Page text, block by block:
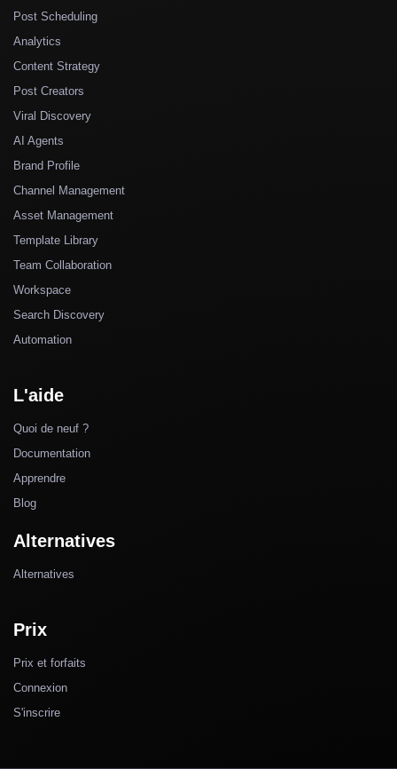
Post Scheduling
Analytics
Content Strategy
Post Creators
Viral Discovery
AI Agents
Brand Profile
Channel Management
Asset Management
Template Library
Team Collaboration
Workspace
Search Discovery
Automation
L'aide
Quoi de neuf ?
Documentation
Apprendre
Blog
Alternatives
Alternatives
Prix
Prix et forfaits
Connexion
S'inscrire